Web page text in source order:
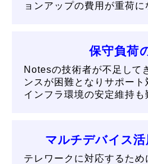
ョンアップの費用が重荷に
保守負荷
Notesの技術者が不足して
ンスが困難となりサポート
インフラ環境の安定維持も
マルチデバイス
テレワークに対応するた